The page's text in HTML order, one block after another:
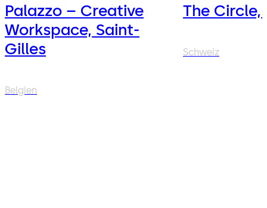
Palazzo – Creative
Workspace, Saint-
Gilles
Belgien
The Circle,
Schweiz